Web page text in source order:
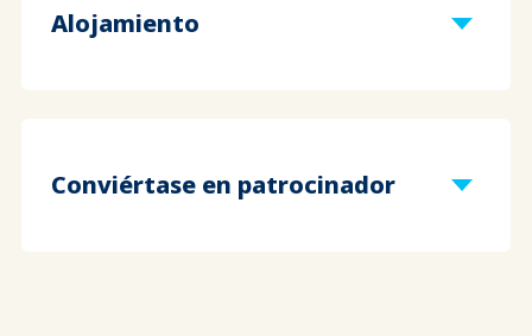
Alojamiento
Conviértase en patrocinador